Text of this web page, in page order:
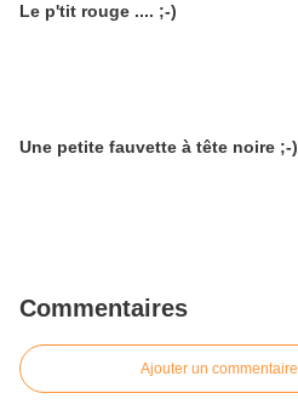
Le p'tit rouge .... ;-)
Une petite fauvette à tête noire ;-)
Commentaires
Ajouter un commentaire